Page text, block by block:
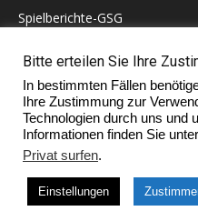
Spielberichte-GSG
60 Jahre VfB Lantershofen
Ehrenmitglieder
©
Bitte erteilen Sie Ihre
In bestimmten Fällen
Ihre Zustimmung zur
Technologien durch uns und
Informationen finden Sie
Privat surfen.
Einstellungen